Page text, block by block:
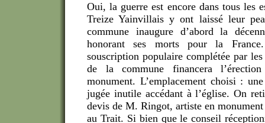
Oui, la guerre est encore dans tous les
Treize Yainvillais y ont laissé leur
commune inaugure d’abord la
honorant ses morts pour la
souscription populaire complétée par
de la commune financera l’érection
monument. L’emplacement choisi :
jugée inutile accédant à l’église. On
devis de M. Ringot, artiste en
au Trait. Si bien que le conseil